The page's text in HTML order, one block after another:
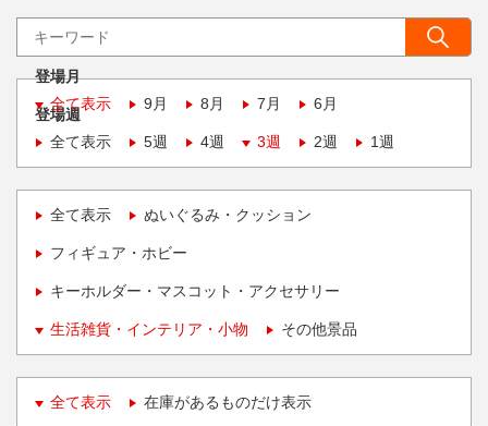
登場月
全て表示
9月 8月 7月 6月
登場週
全て表示
5週 4週 3週 2週 1週
全て表示 ぬいぐるみ・クッション
フィギュア・ホビー
キーホルダー・マスコット・アクセサリー
生活雑貨・インテリア・小物 その他景品
全て表示 在庫があるものだけ表示